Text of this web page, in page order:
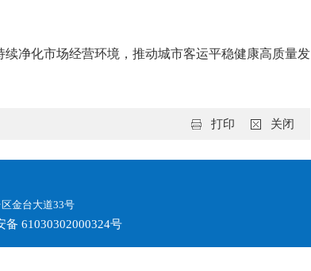
净化市场经营环境，推动城市客运平稳健康高质量发
关闭
打印
金台大道33号
备 61030302000324号